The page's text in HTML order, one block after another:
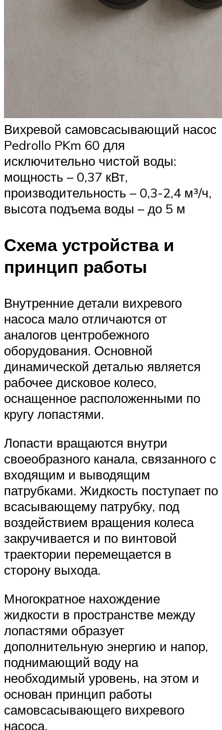
Вихревой самовсасывающий насос
Pedrollo PKm 60 для
исключительно чистой воды:
мощность – 0,37 кВт,
производительность – 0,3-2,4 м³/ч,
высота подъема воды – до 5 м
Схема устройства и
принцип работы
Внутренние детали вихревого
насоса мало отличаются от
аналогов центробежного
оборудования. Основной
динамической деталью является
рабочее дисковое колесо,
оснащенное расположенными по
кругу лопастями.
Лопасти вращаются внутри
своеобразного канала, связанного с
входящим и выводящим
патрубками. Жидкость поступает по
всасывающему патрубку, под
воздействием вращения колеса
закручивается и по винтовой
траектории перемещается в
сторону выхода.
Многократное нахождение
жидкости в пространстве между
лопастями образует
дополнительную энергию и напор,
поднимающий воду на
необходимый уровень, на этом и
основан принцип работы
самовсасывающего вихревого
насоса.